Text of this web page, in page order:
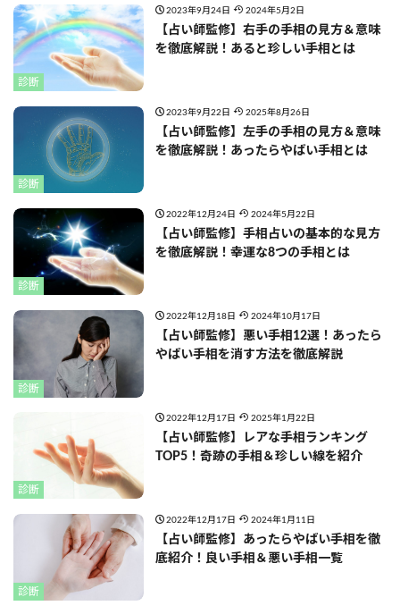
診断
2023年9月24日 2024年5月2日
【占い師監修】右手の手相の見方＆意味
を徹底解説！あると珍しい手相とは
診断
2023年9月22日 2025年8月26日
【占い師監修】左手の手相の見方＆意味
を徹底解説！あったらやばい手相とは
診断
2022年12月24日 2024年5月22日
【占い師監修】手相占いの基本的な見方
を徹底解説！幸運な8つの手相とは
診断
2022年12月18日 2024年10月17日
【占い師監修】悪い手相12選！あったら
やばい手相を消す方法を徹底解説
診断
2022年12月17日 2025年1月22日
【占い師監修】レアな手相ランキング
TOP5！奇跡の手相＆珍しい線を紹介
診断
2022年12月17日 2024年1月11日
【占い師監修】あったらやばい手相を徹
底紹介！良い手相＆悪い手相一覧